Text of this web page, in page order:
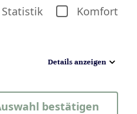
Statistik
Komfort
Details anzeigen
bestätigen
bisher noch nicht
Hingucker, sondern auch